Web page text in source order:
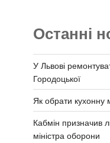
Останні
У Львові
Городоцької
Як обрати
Кабмін призначив
міністра оборони